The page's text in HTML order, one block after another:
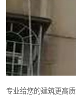
专业给您的建筑更高